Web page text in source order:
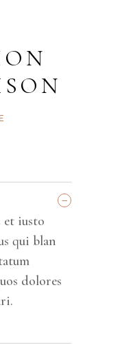
_
et iusto
qui blan
dolores